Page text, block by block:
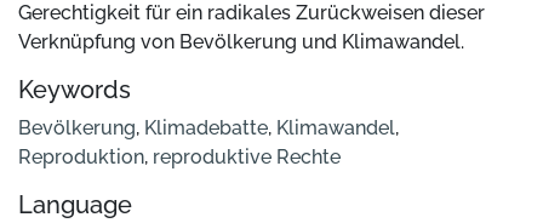
Gerechtigkeit für ein radikales Zurückweisen dieser
Verknüpfung von Bevölkerung und Klimawandel.
Keywords
Bevölkerung, Klimadebatte, Klimawandel,
Reproduktion, reproduktive Rechte
Language